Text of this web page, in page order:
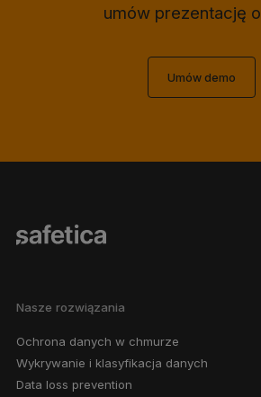
umów prezentację
Umów demo
Nasze rozwiązania
Ochrona danych w chmurze
Wykrywanie i klasyfikacja danych
Data loss prevention